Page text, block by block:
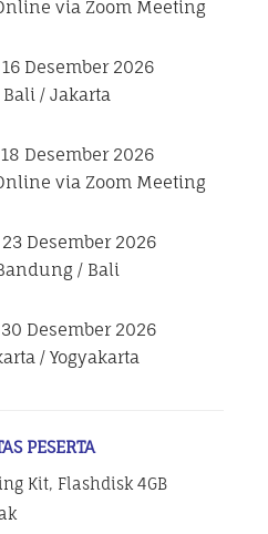
via Zoom Meeting
Desember 2026
/ Jakarta
Desember 2026
via Zoom Meeting
Desember 2026
/ Bali
Desember 2026
/ Yogyakarta
PESERTA
Kit, Flashdisk 4GB